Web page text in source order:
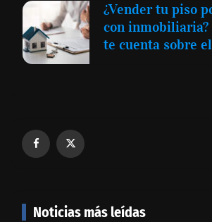
¿Vender tu piso
con inmobiliaria?
te cuenta sobre
Noticias más leídas